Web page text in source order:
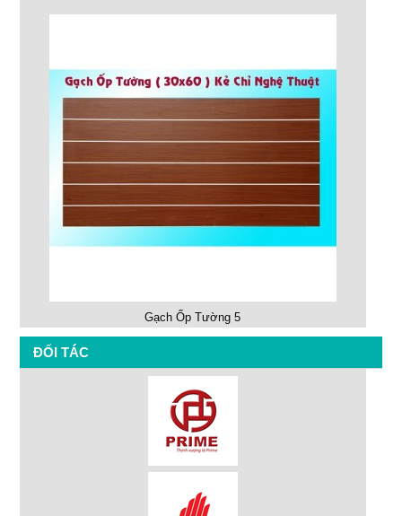
Gạch Ốp Tường 5
ĐỐI TÁC